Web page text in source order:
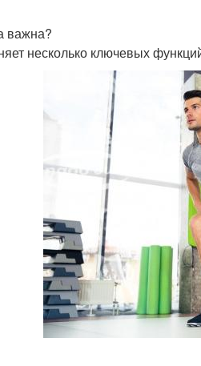
важна?
несколько ключевых